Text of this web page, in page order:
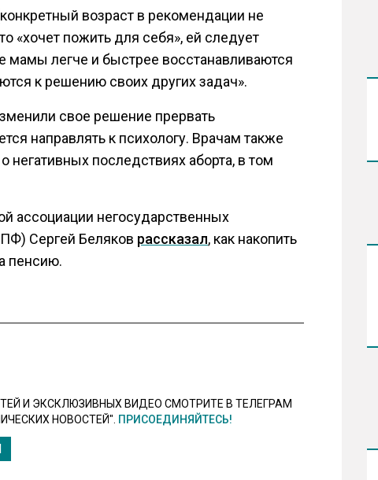
возраст в рекомендации не
«хочет пожить для себя», ей следует
мамы легче и быстрее восстанавливаются
к решению своих других задач».
свое решение прервать
направлять к психологу. Врачам также
негативных последствиях аборта, в том
ассоциации негосударственных
Сергей Беляков рассказал, как накопить
пенсию.
И ЭКСКЛЮЗИВНЫХ ВИДЕО СМОТРИТЕ В ТЕЛЕГРАМ
НОВОСТЕЙ". ПРИСОЕДИНЯЙТЕСЬ!